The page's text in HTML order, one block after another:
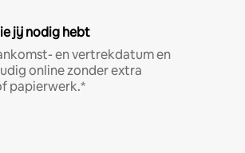
jij nodig hebt
en vertrekdatum en
online zonder extra
papierwerk.*